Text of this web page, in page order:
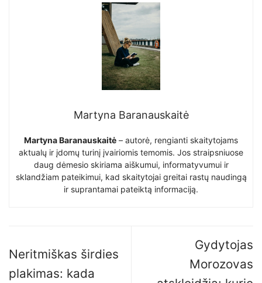
Martyna Baranauskaitė
Martyna Baranauskaitė – autorė, rengianti skaitytojams
aktualų ir įdomų turinį įvairiomis temomis. Jos straipsniuose
daug dėmesio skiriama aiškumui, informatyvumui ir
sklandžiam pateikimui, kad skaitytojai greitai rastų naudingą
ir suprantamai pateiktą informaciją.
Neritmiškas širdies
plakimas: kada
Gydytojas
Morozovas